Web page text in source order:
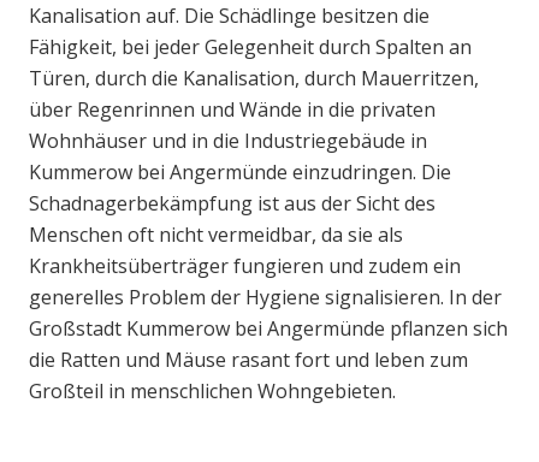
Kanalisation auf. Die Schädlinge besitzen die
Fähigkeit, bei jeder Gelegenheit durch Spalten an
Türen, durch die Kanalisation, durch Mauerritzen,
über Regenrinnen und Wände in die privaten
Wohnhäuser und in die Industriegebäude in
Kummerow bei Angermünde einzudringen. Die
Schadnagerbekämpfung ist aus der Sicht des
Menschen oft nicht vermeidbar, da sie als
Krankheitsüberträger fungieren und zudem ein
generelles Problem der Hygiene signalisieren. In der
Großstadt Kummerow bei Angermünde pflanzen sich
die Ratten und Mäuse rasant fort und leben zum
Großteil in menschlichen Wohngebieten.